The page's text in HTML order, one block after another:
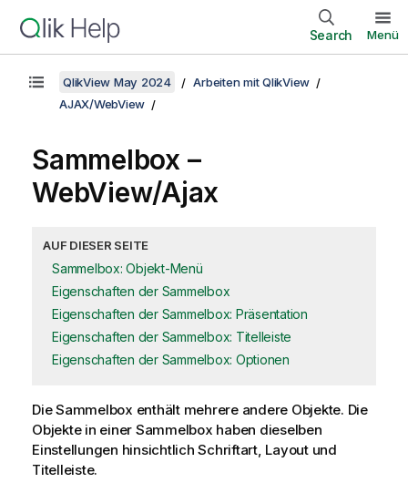
Search Menü
QlikView May 2024
Arbeiten mit QlikView
AJAX/WebView
Sammelbox –
WebView/Ajax
AUF DIESER SEITE
Sammelbox: Objekt-Menü
Eigenschaften der Sammelbox
Eigenschaften der Sammelbox: Präsentation
Eigenschaften der Sammelbox: Titelleiste
Eigenschaften der Sammelbox: Optionen
Die Sammelbox enthält mehrere andere Objekte. Die
Objekte in einer Sammelbox haben dieselben
Einstellungen hinsichtlich Schriftart, Layout und
Titelleiste.